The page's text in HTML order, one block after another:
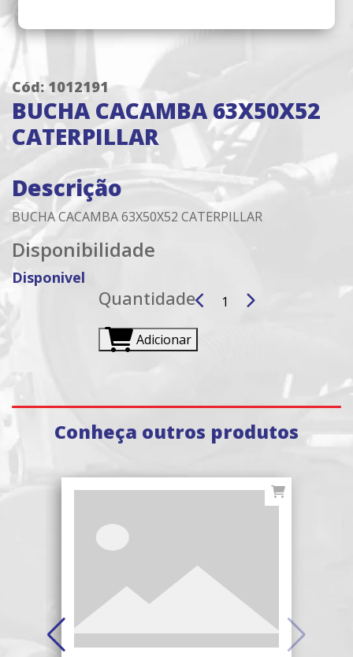
Cód: 1012191
BUCHA CACAMBA 63X50X52
CATERPILLAR
Descrição
BUCHA CACAMBA 63X50X52 CATERPILLAR
Disponibilidade
Disponivel
Quantidade
Adicionar
Conheça outros produtos